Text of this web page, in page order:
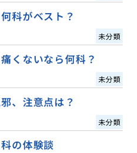
科がベスト？
未分類
くないなら何科？
未分類
、注意点は？
未分類
の体験談